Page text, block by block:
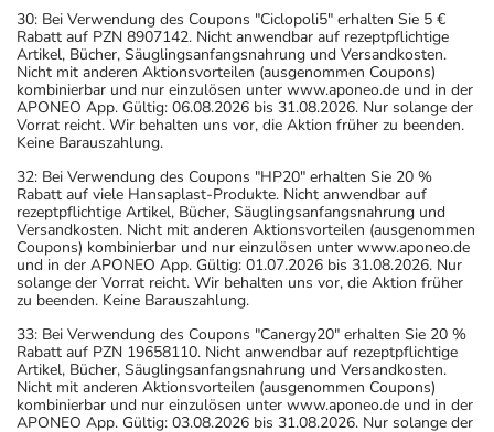
30: Bei Verwendung des Coupons "Ciclopoli5" erhalten Sie 5 €
Rabatt auf PZN 8907142. Nicht anwendbar auf rezeptpflichtige
Artikel, Bücher, Säuglingsanfangsnahrung und Versandkosten.
Nicht mit anderen Aktionsvorteilen (ausgenommen Coupons)
kombinierbar und nur einzulösen unter www.aponeo.de und in der
APONEO App. Gültig: 06.08.2026 bis 31.08.2026. Nur solange der
Vorrat reicht. Wir behalten uns vor, die Aktion früher zu beenden.
Keine Barauszahlung.
32: Bei Verwendung des Coupons "HP20" erhalten Sie 20 %
Rabatt auf viele Hansaplast-Produkte. Nicht anwendbar auf
rezeptpflichtige Artikel, Bücher, Säuglingsanfangsnahrung und
Versandkosten. Nicht mit anderen Aktionsvorteilen (ausgenommen
Coupons) kombinierbar und nur einzulösen unter www.aponeo.de
und in der APONEO App. Gültig: 01.07.2026 bis 31.08.2026. Nur
solange der Vorrat reicht. Wir behalten uns vor, die Aktion früher
zu beenden. Keine Barauszahlung.
33: Bei Verwendung des Coupons "Canergy20" erhalten Sie 20 %
Rabatt auf PZN 19658110. Nicht anwendbar auf rezeptpflichtige
Artikel, Bücher, Säuglingsanfangsnahrung und Versandkosten.
Nicht mit anderen Aktionsvorteilen (ausgenommen Coupons)
kombinierbar und nur einzulösen unter www.aponeo.de und in der
APONEO App. Gültig: 03.08.2026 bis 31.08.2026. Nur solange der